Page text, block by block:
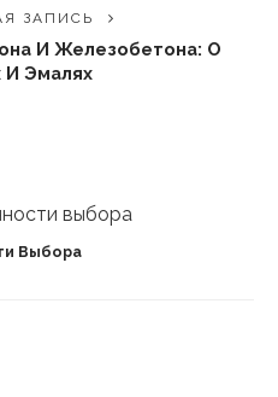
ЗАПИСЬ
И Железобетона: О
И Эмалях
Выбора